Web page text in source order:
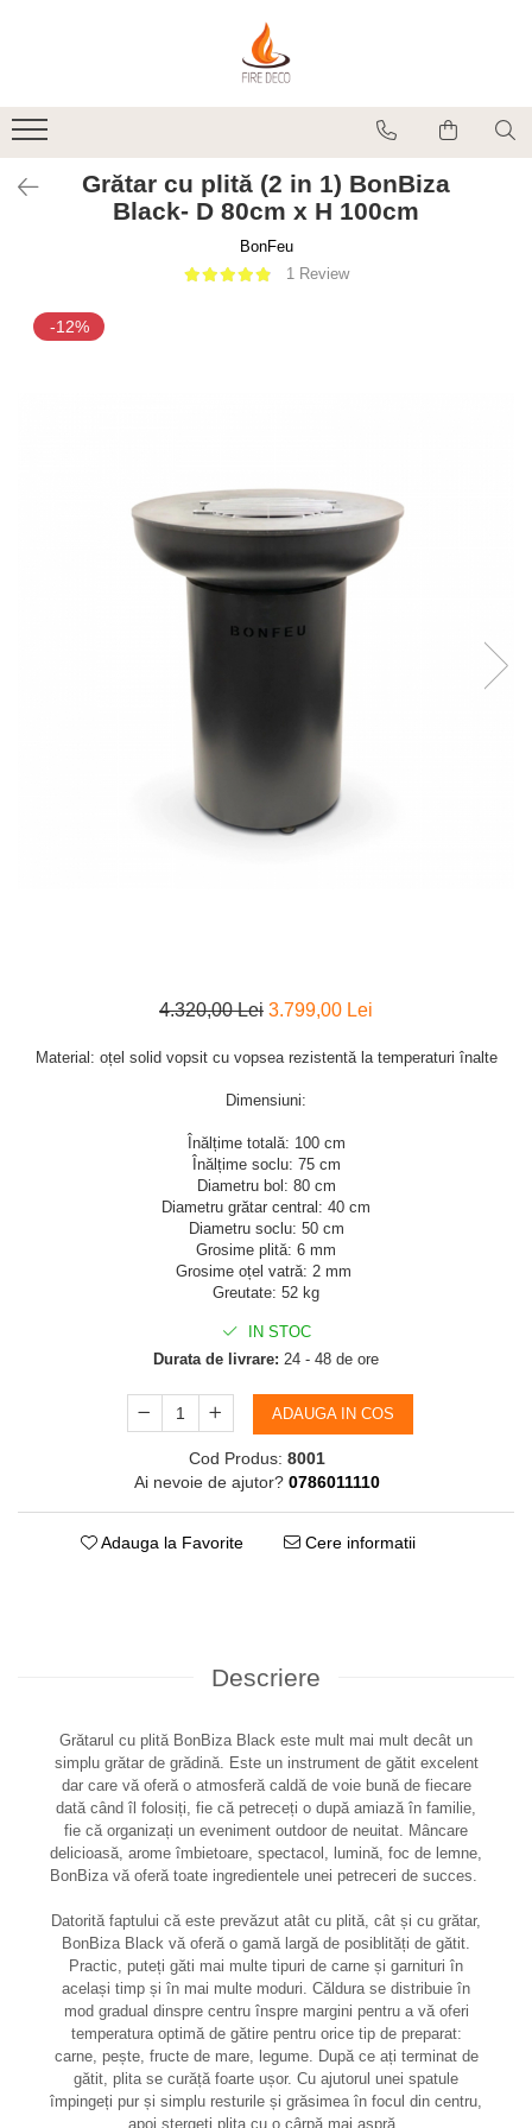
Vetre de foc
Grătare, plite și accesorii
Șeminee de exterior
Accesorii grătare și vetre de foc
interior
Grătar cu plită (2 in 1) BonBiza
Black- D 80cm x H 100cm
BonFeu
1 Review
-12%
4.320,00 Lei 3.799,00 Lei
Material: oțel solid vopsit cu vopsea rezistentă la temperaturi înalte
Dimensiuni:
Înălțime totală: 100 cm
Înălțime soclu: 75 cm
Diametru bol: 80 cm
Diametru grătar central: 40 cm
Diametru soclu: 50 cm
Grosime plită: 6 mm
Grosime oțel vatră: 2 mm
Greutate: 52 kg
IN STOC
Durata de livrare: 24 - 48 de ore
ADAUGA IN COS
Cod Produs: 8001
Ai nevoie de ajutor? 0786011110
Adauga la Favorite Cere informatii
Descriere
Grătarul cu plită BonBiza Black este mult mai mult decât un
simplu grătar de grădină. Este un instrument de gătit excelent
dar care vă oferă o atmosferă caldă de voie bună de fiecare
dată când îl folosiți, fie că petreceți o după amiază în familie,
fie că organizați un eveniment outdoor de neuitat. Mâncare
delicioasă, arome îmbietoare, spectacol, lumină, foc de lemne,
BonBiza vă oferă toate ingredientele unei petreceri de succes.
Datorită faptului că este prevăzut atât cu plită, cât și cu grătar,
BonBiza Black vă oferă o gamă largă de posiblități de gătit.
Practic, puteți găti mai multe tipuri de carne și garnituri în
același timp și în mai multe moduri. Căldura se distribuie în
mod gradual dinspre centru înspre margini pentru a vă oferi
temperatura optimă de gătire pentru orice tip de preparat:
carne, pește, fructe de mare, legume. După ce ați terminat de
gătit, plita se curăță foarte ușor. Cu ajutorul unei spatule
împingeți pur și simplu resturile și grăsimea în focul din centru,
apoi ștergeți plita cu o cârpă mai aspră.